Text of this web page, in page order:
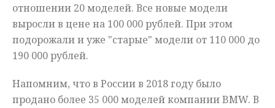
отношении 20 моделей. Все новые модели
выросли в цене на 100 000 рублей. При этом
подорожали и уже "старые" модели от 110 000 до
190 000 рублей.
Напомним, что в России в 2018 году было
продано более 35 000 моделей компании BMW. В